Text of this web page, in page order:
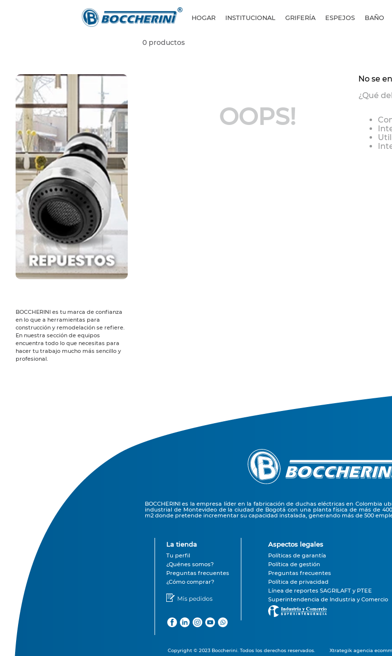
HOGAR INSTITUCIONAL GRIFERÍA ESPEJOS BAÑO
BOCCHERINI es tu marca de confianza
en lo que a herramientas para
construcción y remodelación se refiere.
En nuestra sección de equipos
encuentra todo lo que necesitas para
hacer tu trabajo mucho más sencillo y
profesional.
0 productos
OOPS!
No se
¿Qué
BOCCHERINI es la empresa líder en la fabricación de duchas eléctricas en Colombia
industrial de Montevideo de la ciudad de Bogotá con una planta física de más de
m2 donde pretende incrementar su capacidad instalada, generando más de 500
La tienda
Tu perfil
¿Quénes somos?
Preguntas frecuentes
¿Cómo comprar?
Aspectos legales
Políticas de garantía
Política de gestión
Preguntas frecuentes
Política de privacidad
Línea de reportes SAGRILAFT y PTEE
Superintendencia de Industria y Comercio
Copyright © 2023 Boccherini. Todos los derechos reservados. Xtrategik agencia